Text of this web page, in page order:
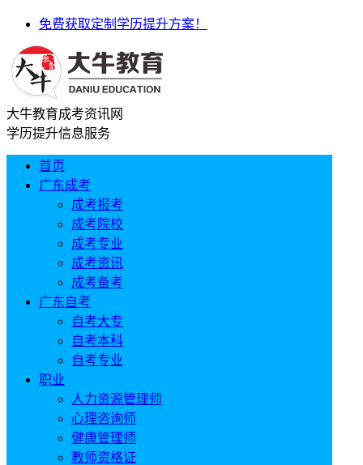
免费获取定制学历提升方案！
大牛教育成考资讯网
学历提升信息服务
首页
广东成考
成考报考
成考院校
成考专业
成考资讯
成考备考
广东自考
自考大专
自考本科
自考专业
职业
人力资源管理师
心理咨询师
健康管理师
教师资格证